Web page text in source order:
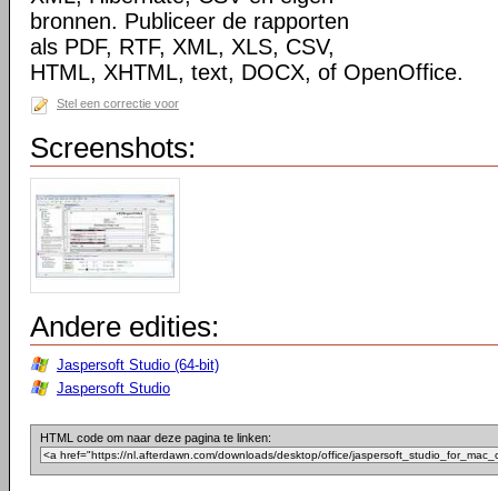
bronnen. Publiceer de rapporten
als PDF, RTF, XML, XLS, CSV,
HTML, XHTML, text, DOCX, of OpenOffice.
Stel een correctie voor
Screenshots:
Andere edities:
Jaspersoft Studio (64-bit)
Jaspersoft Studio
HTML code om naar deze pagina te linken: